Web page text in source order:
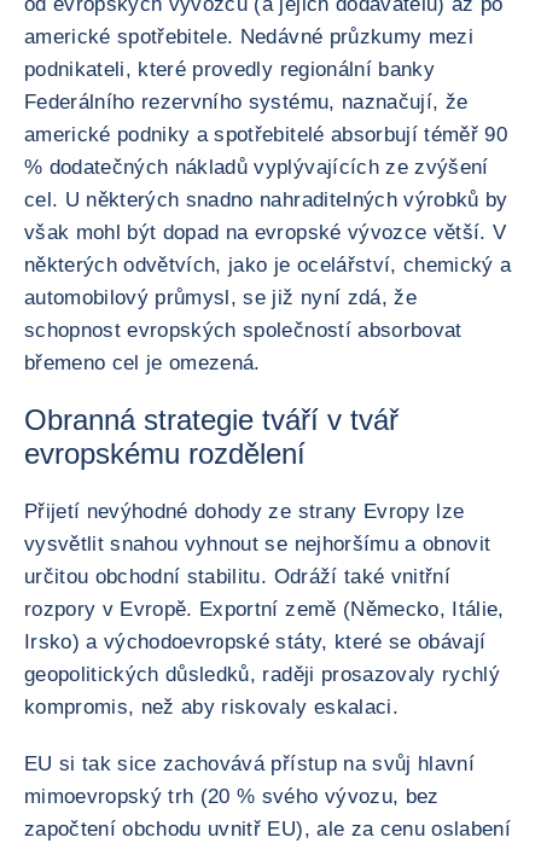
americké spotřebitele. Nedávné průzkumy mezi
podnikateli, které provedly regionální banky
Federálního rezervního systému, naznačují, že
americké podniky a spotřebitelé absorbují téměř 90
% dodatečných nákladů vyplývajících ze zvýšení
cel. U některých snadno nahraditelných výrobků by
však mohl být dopad na evropské vývozce větší. V
některých odvětvích, jako je ocelářství, chemický a
automobilový průmysl, se již nyní zdá, že
schopnost evropských společností absorbovat
břemeno cel je omezená.
Obranná strategie tváří v tvář
evropskému rozdělení
Přijetí nevýhodné dohody ze strany Evropy lze
vysvětlit snahou vyhnout se nejhoršímu a obnovit
určitou obchodní stabilitu. Odráží také vnitřní
rozpory v Evropě. Exportní země (Německo, Itálie,
Irsko) a východoevropské státy, které se obávají
geopolitických důsledků, raději prosazovaly rychlý
kompromis, než aby riskovaly eskalaci.
EU si tak sice zachovává přístup na svůj hlavní
mimoevropský trh (20 % svého vývozu, bez
započtení obchodu uvnitř EU), ale za cenu oslabení